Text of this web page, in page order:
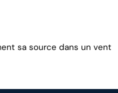
sa source dans un vent